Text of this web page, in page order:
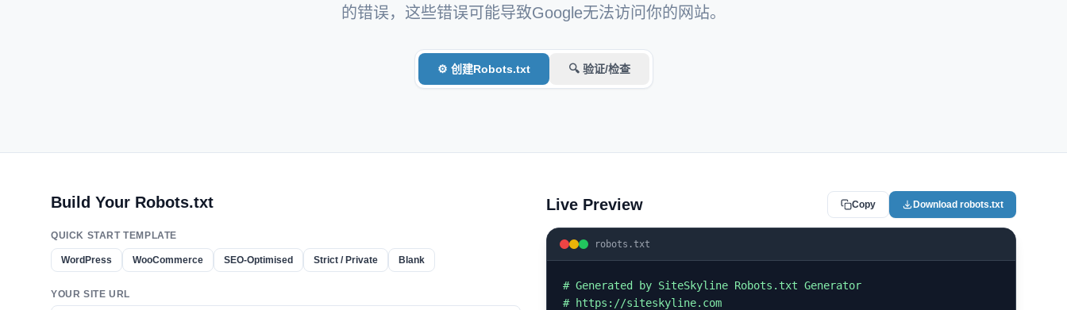
的错误，这些错误可能导致Google无法访问你的网站。
⚙ 创建Robots.txt 🔍 验证/检查
Build Your Robots.txt
QUICK START TEMPLATE
WordPress WooCommerce SEO-Optimised Strict / Private Blank
YOUR SITE URL
Live Preview Copy Download robots.txt
robots.txt
# Generated by SiteSkyline Robots.txt Generator
# https://siteskyline.com